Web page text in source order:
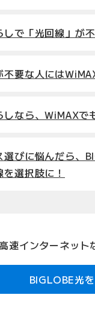
しで「光回線」が
不要な人には
しなら、WiMAXで
選びに悩んだら、
を選択肢に！
高速インターネット
BIGLOBE光